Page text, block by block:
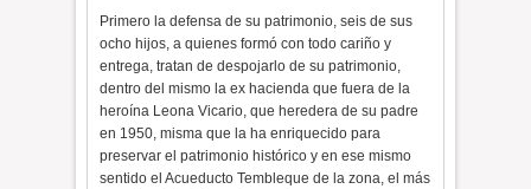
Primero la defensa de su patrimonio, seis de sus
ocho hijos, a quienes formó con todo cariño y
entrega, tratan de despojarlo de su patrimonio,
dentro del mismo la ex hacienda que fuera de la
heroína Leona Vicario, que heredera de su padre
en 1950, misma que la ha enriquecido para
preservar el patrimonio histórico y en ese mismo
sentido el Acueducto Tembleque de la zona, el más